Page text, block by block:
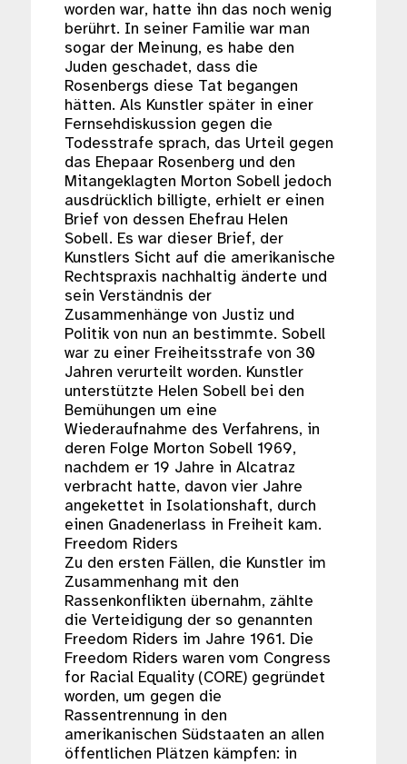
worden war, hatte ihn das noch wenig
berührt. In seiner Familie war man
sogar der Meinung, es habe den
Juden geschadet, dass die
Rosenbergs diese Tat begangen
hätten. Als Kunstler später in einer
Fernsehdiskussion gegen die
Todesstrafe sprach, das Urteil gegen
das Ehepaar Rosenberg und den
Mitangeklagten Morton Sobell jedoch
ausdrücklich billigte, erhielt er einen
Brief von dessen Ehefrau Helen
Sobell. Es war dieser Brief, der
Kunstlers Sicht auf die amerikanische
Rechtspraxis nachhaltig änderte und
sein Verständnis der
Zusammenhänge von Justiz und
Politik von nun an bestimmte. Sobell
war zu einer Freiheitsstrafe von 30
Jahren verurteilt worden. Kunstler
unterstützte Helen Sobell bei den
Bemühungen um eine
Wiederaufnahme des Verfahrens, in
deren Folge Morton Sobell 1969,
nachdem er 19 Jahre in Alcatraz
verbracht hatte, davon vier Jahre
angekettet in Isolationshaft, durch
einen Gnadenerlass in Freiheit kam.
Freedom Riders
Zu den ersten Fällen, die Kunstler im
Zusammenhang mit den
Rassenkonflikten übernahm, zählte
die Verteidigung der so genannten
Freedom Riders im Jahre 1961. Die
Freedom Riders waren vom Congress
for Racial Equality (CORE) gegründet
worden, um gegen die
Rassentrennung in den
amerikanischen Südstaaten an allen
öffentlichen Plätzen kämpfen: in